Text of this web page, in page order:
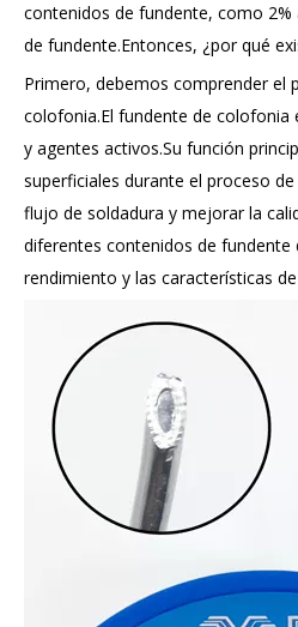
contenidos de fundente, como 2%
de fundente.Entonces, ¿por qué
Primero, debemos comprender el
colofonia.El fundente de colofonia
y agentes activos.Su función
superficiales durante el proceso
flujo de soldadura y mejorar la
diferentes contenidos de
rendimiento y las características